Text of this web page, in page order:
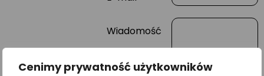
Cenimy prywatność użytkowników
Wiadomość